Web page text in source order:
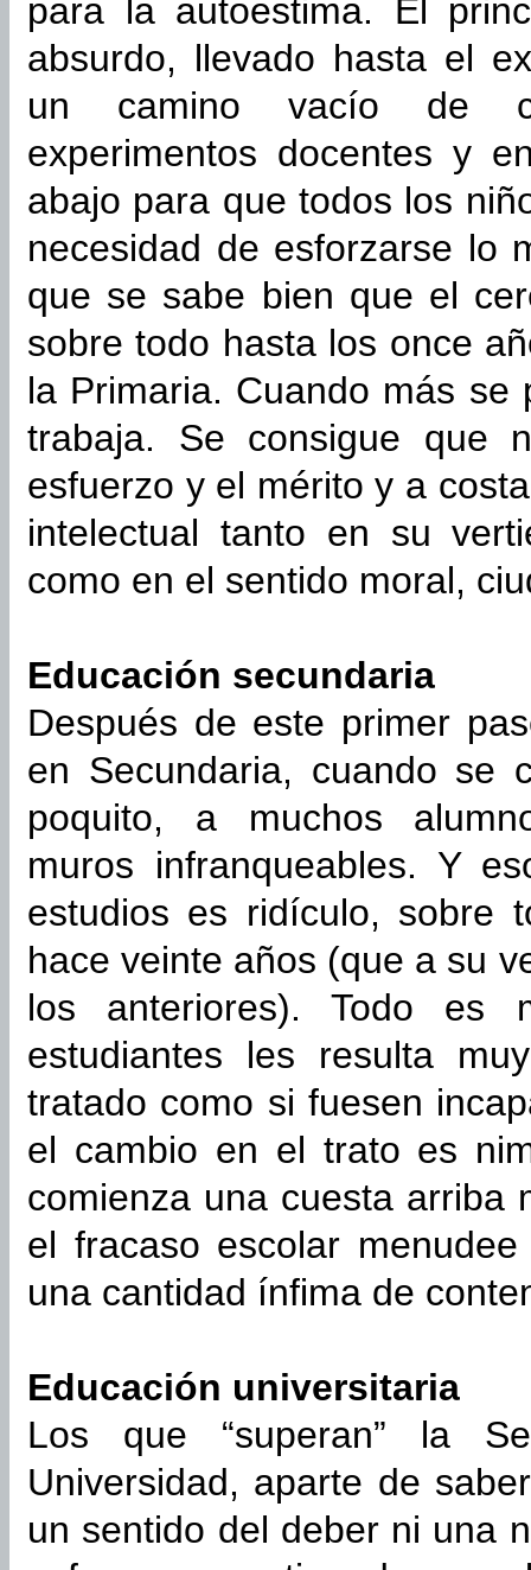
para la autoestima. El
absurdo, llevado hasta el
un camino vacío de
experimentos docentes y
abajo para que todos los
necesidad de esforzarse lo
que se sabe bien que el
sobre todo hasta los once
la Primaria. Cuando más se
trabaja. Se consigue que
esfuerzo y el mérito y a
intelectual tanto en su
como en el sentido moral,
Educación secundaria
Después de este primer
en Secundaria, cuando se
poquito, a muchos
muros infranqueables. Y
estudios es ridículo, sobre
hace veinte años (que a su
los anteriores). Todo es
estudiantes les resulta
tratado como si fuesen
el cambio en el trato es
comienza una cuesta arriba
el fracaso escolar
una cantidad ínfima de
Educación universitaria
Los que “superan” la
Universidad, aparte de
un sentido del deber ni una